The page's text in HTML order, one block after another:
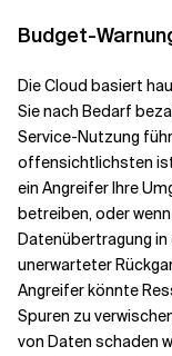
Budget-
Die Cloud basiert
Sie nach Bedarf
Service-Nutzung
offensichtlichsten
ein Angreifer Ihre
betreiben, oder
Datenübertragung in
unerwarteter
Angreifer könnte
Spuren zu
von Daten schaden